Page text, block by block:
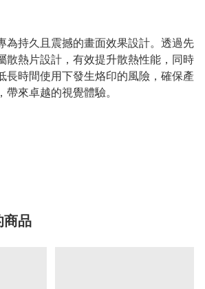
為持久且震撼的畫面效果設計。透過先
散熱片設計，有效提升散熱性能，同時
長時間使用下發生烙印的風險，確保產
帶來卓越的視覺體驗。
商品